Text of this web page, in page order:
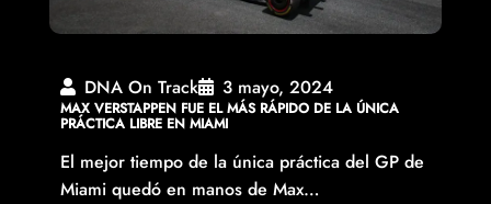
DNA On Track 3 mayo, 2024
MAX VERSTAPPEN FUE EL MÁS RÁPIDO DE LA ÚNICA
PRÁCTICA LIBRE EN MIAMI
El mejor tiempo de la única práctica del GP de
Miami quedó en manos de Max…